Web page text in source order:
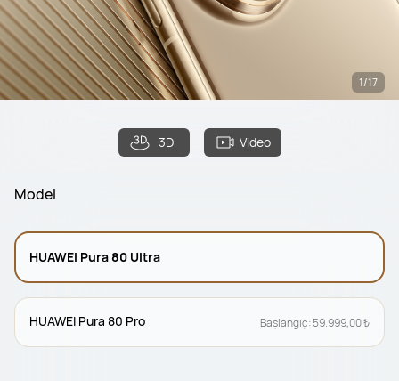
3D Video
1/17
Model
HUAWEI Pura 80 Ultra
HUAWEI Pura 80 Pro Başlangıç: 59.999,00 ₺